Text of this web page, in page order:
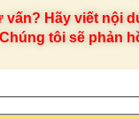
vấn? Hãy viết nội
tôi sẽ phản